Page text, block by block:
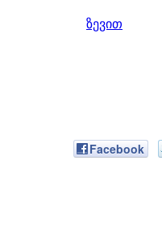
ზევით
Facebook